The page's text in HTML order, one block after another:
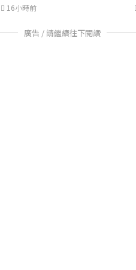
16小時前
廣告 / 請繼續往下閱讀